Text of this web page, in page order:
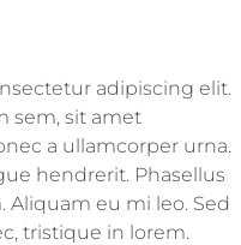
adipiscing elit.
sem, sit amet
a ullamcorper urna.
hendrerit. Phasellus
Aliquam eu mi leo. Sed
tristique in lorem.